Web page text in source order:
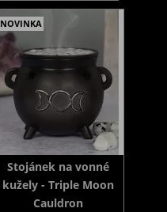
NOVINKA
Stojánek na vonné
kužely - Triple Moon
Cauldron